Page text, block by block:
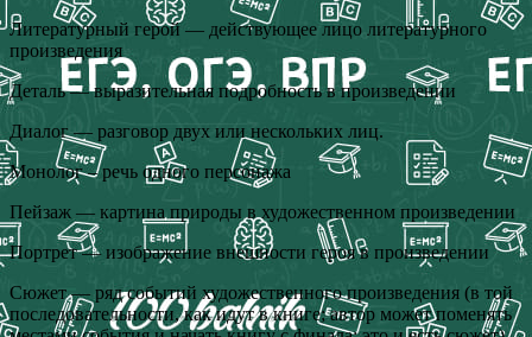
Литературный герой — действующее лицо литературного
произведения
Деталь — выразительная подробность в произведении
Диалог — разговор двух или нескольких лиц.
Монолог – речь одного персонажа
Пейзаж — картина природы в художественном произведении
Портрет — изображение внешности героя в произведении
Сюжет — ряд событий художественного произведения (в той
последовательности, как идут в книге; автор может поменять